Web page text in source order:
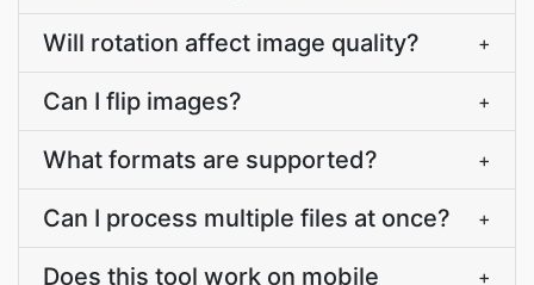
Will rotation affect image quality? +
Can I flip images? +
What formats are supported? +
Can I process multiple files at once? +
Does this tool work on mobile
+